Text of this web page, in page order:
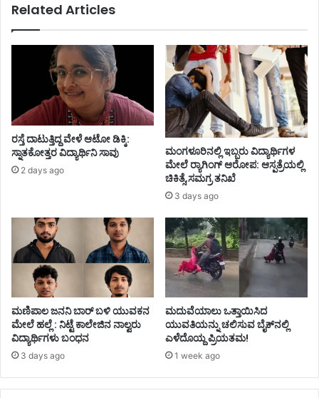
Related Articles
ರಸ್ತೆ ದಾಟುತ್ತಿದ್ದ ವೇಳೆ ಆಟೋ ಡಿಕ್ಕಿ:
ಸ್ನಾತಕೋತ್ತರ ವಿದ್ಯಾರ್ಥಿನಿ ಸಾವು
2 days ago
ಮಂಗಳೂರಿನಲ್ಲಿ ಇಬ್ಬರು ವಿದ್ಯಾರ್ಥಿಗಳ
ಮೇಲೆ ರ್‍ಯಾಗಿಂಗ್ ಆರೋಪ: ಆಸ್ಪತ್ರೆಯಲ್ಲಿ
ಚಿಕಿತ್ಸೆ,ಸಮಗ್ರ ತನಿಖೆ
3 days ago
ಮಣಿಪಾಲ ಜನನಿ ಬಾರ್‌ ಬಳಿ ಯುವಕನ
ಮೇಲೆ ಹಲ್ಲೆ : ನಿಟ್ಟೆ ಕಾಲೇಜಿನ ನಾಲ್ವರು
ವಿದ್ಯಾರ್ಥಿಗಳು ಬಂಧನ
3 days ago
ಮದುವೆಯಾಲು ಒತ್ತಾಯಿಸಿದ
ಯುವತಿಯನ್ನು ಚಲಿಸುವ ಬೈಕ್‌ನಲ್ಲಿ
ಎಳೆದೊಯ್ದ ಪ್ರಿಯತಮ!
1 week ago